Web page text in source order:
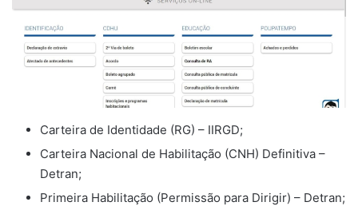
Carteira de Identidade (RG) – IIRGD;
Carteira Nacional de Habilitação (CNH) Definitiva –
Detran;
Primeira Habilitação (Permissão para Dirigir) – Detran;